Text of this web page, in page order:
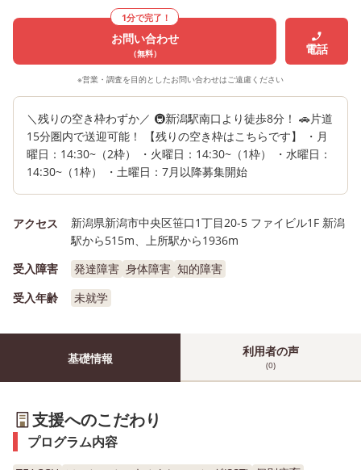
1分で完了！
お問い合わせ
（無料） 電話
※営業・調査を目的としたお問い合わせはご遠慮ください
＼残りの空き枠わずか／ 🚇新潟駅南口より徒歩8分！ 🚗片道
15分圏内で送迎可能！ 【残りの空き枠はこちらです】 ・月
曜日：14:30~（2枠） ・火曜日：14:30~（1枠） ・水曜日：
14:30~（1枠） ・土曜日：7月以降募集開始
アクセス
新潟県新潟市中央区笹口1丁目20-5 ファイビル1F 新潟
駅から515m、上所駅から1936m
受入障害
発達障害 身体障害 知的障害
受入年齢
未就学
基礎情報 利用者の声
(0)
支援へのこだわり
プログラム内容